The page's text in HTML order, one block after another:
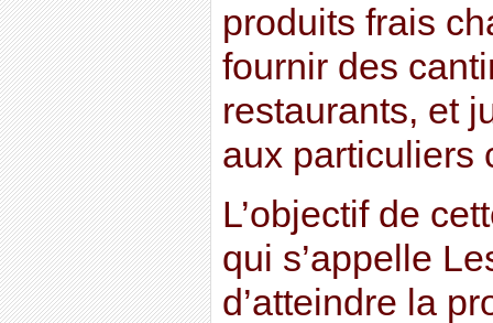
produits frais
fournir des
restaurants, et
aux particuliers
L’objectif de
qui s’appelle
d’atteindre la